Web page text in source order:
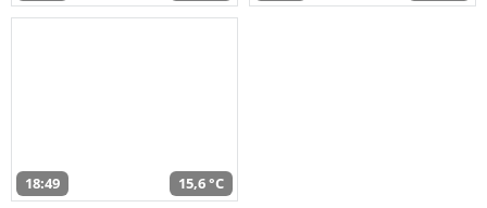
18:49 15,6 °C